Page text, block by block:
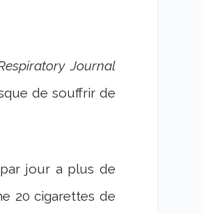
Journal
de souffrir de
jour a plus de
20 cigarettes de